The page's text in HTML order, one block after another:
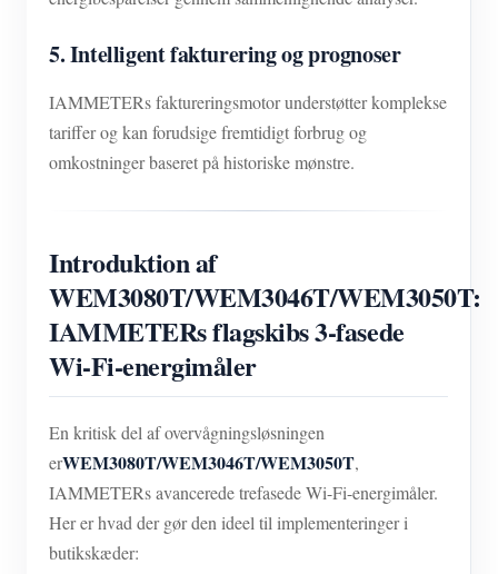
5. Intelligent fakturering og prognoser
IAMMETERs faktureringsmotor understøtter komplekse
tariffer og kan forudsige fremtidigt forbrug og
omkostninger baseret på historiske mønstre.
Introduktion af
WEM3080T/WEM3046T/WEM3050T:
IAMMETERs flagskibs 3-fasede
Wi-Fi-energimåler
En kritisk del af overvågningsløsningen
erWEM3080T/WEM3046T/WEM3050T,
IAMMETERs avancerede trefasede Wi-Fi-energimåler.
Her er hvad der gør den ideel til implementeringer i
butikskæder: